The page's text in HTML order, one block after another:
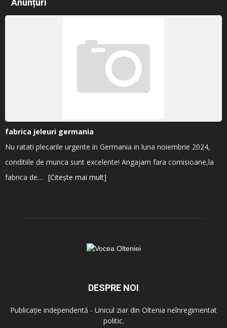
Anunțuri
fabrica jeleuri germania
Nu ratati plecarile urgente in Germania in luna noiembrie 2024,
conditiile de munca sunt excelente! Angajam fara comisioane,la
fabrica de… [Citește mai mult]
DESPRE NOI
Publicație independentă - Unicul ziar din Oltenia neînregimentat
politic.